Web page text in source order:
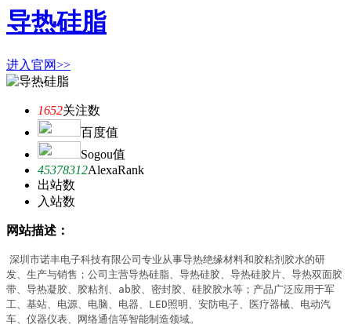
导热硅脂
进入官网>>
1652关注数
百度值
Sogou值
45378312AlexaRank
出站数
入站数
网站描述：
深圳市诺丰电子科技有限公司专业从事导热绝缘材料和胶粘剂胶水的研
发、生产与销售；公司主营导热硅脂、导热硅胶、导热硅胶片、导热双面胶
带、导热凝胶、胶粘剂、ab胶、密封胶、硅胶胶水等；产品广泛应用于军
工、基站、电源、电脑、电器、LED照明、安防电子、医疗器械、电动汽
车、仪器仪表、网络通信等智能制造领域。